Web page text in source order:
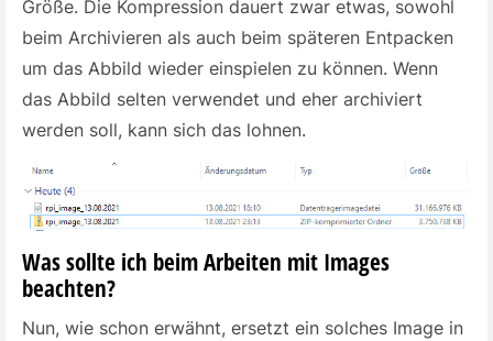
Größe. Die Kompression dauert zwar etwas, sowohl
beim Archivieren als auch beim späteren Entpacken
um das Abbild wieder einspielen zu können. Wenn
das Abbild selten verwendet und eher archiviert
werden soll, kann sich das lohnen.
Was sollte ich beim Arbeiten mit Images
beachten?
Nun, wie schon erwähnt, ersetzt ein solches Image in